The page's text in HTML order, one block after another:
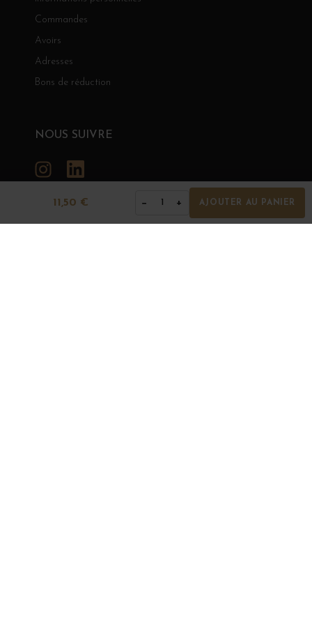
11,50 € − 1 + AJOUTER AU PANIER
Commandes
Avoirs
Adresses
Bons de réduction
NOUS SUIVRE
Instagram